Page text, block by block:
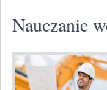
Nauczanie